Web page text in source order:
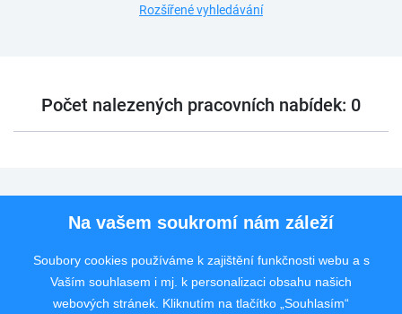
Rozšířené vyhledávání
Počet nalezených pracovních nabídek: 0
Pro uchazeče
Rychlý kontakt
Na vašem soukromí nám záleží
Soubory cookies používáme k zajištění funkčnosti webu a s
Vaším souhlasem i mj. k personalizaci obsahu našich
webových stránek. Kliknutím na tlačítko „Souhlasím“